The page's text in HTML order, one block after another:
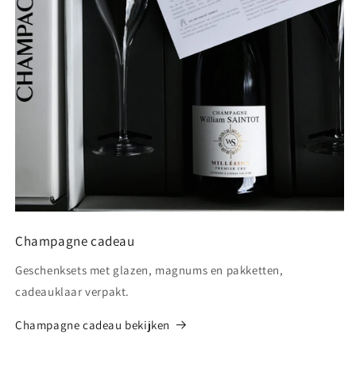
Champagne cadeau
Geschenksets met glazen, magnums en pakketten,
cadeauklaar verpakt.
Champagne cadeau bekijken